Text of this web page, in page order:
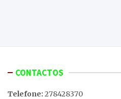
CONTACTOS
Telefone: 278428370